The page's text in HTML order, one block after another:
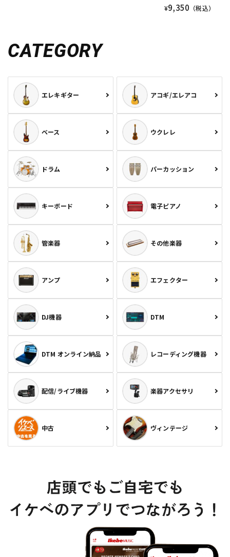
¥9,350 （税込）
CATEGORY
エレキギター アコギ/エレアコ
ベース ウクレレ
ドラム パーカッション
キーボード 電子ピアノ
管楽器 その他楽器
アンプ エフェクター
DJ機器 DTM
DTM オンライン納品 レコーディング機器
配信/ライブ機器 楽器アクセサリ
中古 ヴィンテージ